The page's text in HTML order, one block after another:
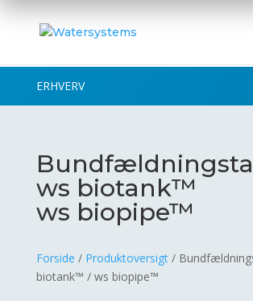
ERHVERV
ws biotank™
ws biopipe™
Forside / Produktoversigt/
biotank™ / ws biopipe™